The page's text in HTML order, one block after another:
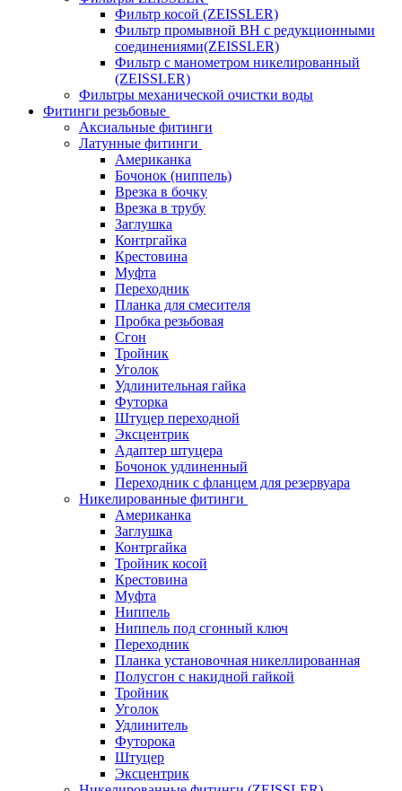
Фильтр косой (ZEISSLER)
Фильтр промывной ВН с редукционными
соединениями(ZEISSLER)
Фильтр с манометром никелированный
(ZEISSLER)
Фильтры механической очистки воды
Фитинги резьбовые
Аксиальные фитинги
Латунные фитинги
Американка
Бочонок (ниппель)
Врезка в бочку
Врезка в трубу
Заглушка
Контргайка
Крестовина
Муфта
Переходник
Планка для смесителя
Пробка резьбовая
Сгон
Тройник
Уголок
Удлинительная гайка
Футорка
Штуцер переходной
Эксцентрик
Адаптер штуцера
Бочонок удлиненный
Переходник с фланцем для резервуара
Никелированные фитинги
Американка
Заглушка
Контргайка
Тройник косой
Крестовина
Муфта
Ниппель
Ниппель под сгонный ключ
Переходник
Планка установочная никеллированная
Полусгон с накидной гайкой
Тройник
Уголок
Удлинитель
Футорока
Штуцер
Эксцентрик